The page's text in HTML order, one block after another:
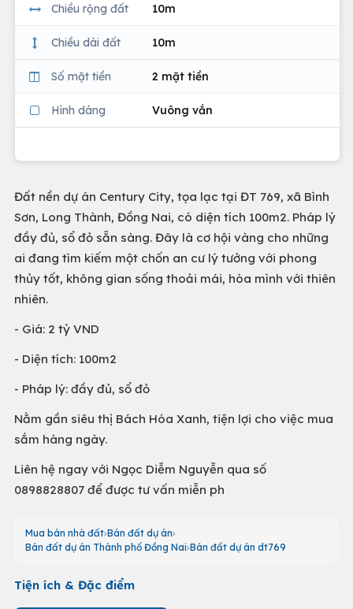
Chiều rộng đất 10m
Chiều dài đất 10m
Số mặt tiền 2 mặt tiền
Hình dáng Vuông vắn
Đất nền dự án Century City, tọa lạc tại ĐT 769, xã Bình
Sơn, Long Thành, Đồng Nai, có diện tích 100m2. Pháp lý
đầy đủ, sổ đỏ sẵn sàng. Đây là cơ hội vàng cho những
ai đang tìm kiếm một chốn an cư lý tưởng với phong
thủy tốt, không gian sống thoải mái, hòa mình với thiên
nhiên.
- Giá: 2 tỷ VND
- Diện tích: 100m2
- Pháp lý: đầy đủ, sổ đỏ
Nằm gần siêu thị Bách Hóa Xanh, tiện lợi cho việc mua
sắm hàng ngày.
Liên hệ ngay với Ngọc Diễm Nguyễn qua số
0898828807 để được tư vấn miễn ph
Mua bán nhà đất Bán đất dự án
Bán đất dự án Thành phố Đồng Nai Bán đất dự án dt769
Tiện ích & Đặc điểm